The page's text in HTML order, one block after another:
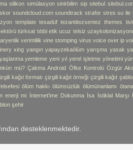
silikon simülasyon sinirbilim sip sitebul
soundcloud.com soundtrack strafor stres su ile
template tesadüf tezantitezsentez themes
türksat tıbbi etik ucuz telsiz
verimlilik vine stomping virus voice over ip
xing yangın yapayzekaölüm yarışma yasak
yaşlanma yemleme yeni yıl yerel işletme yönetimi
mü? Çakma Android Öfke Kontrolü Özgür
kağıt formatı çizgili kağıt örneği çizgili kağıt
ölüm hakkı ölümsüzlük ölümünanlamı
enerji mi İnternet'ime Dokunma İsa İstiklal Marşı
şehir
desteklenmektedir.